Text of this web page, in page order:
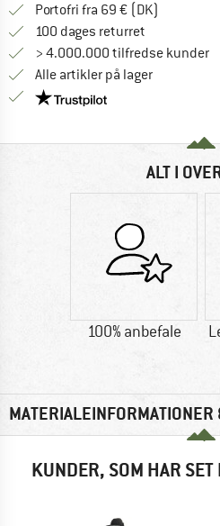
Portofri fra 69 € (DK)
100 dages returret
> 4.000.000 tilfredse kunder
Alle artikler på lager
Vi er Trustpilot-
ALT I
100% anbefale
KUNDER, SOM HAR SET